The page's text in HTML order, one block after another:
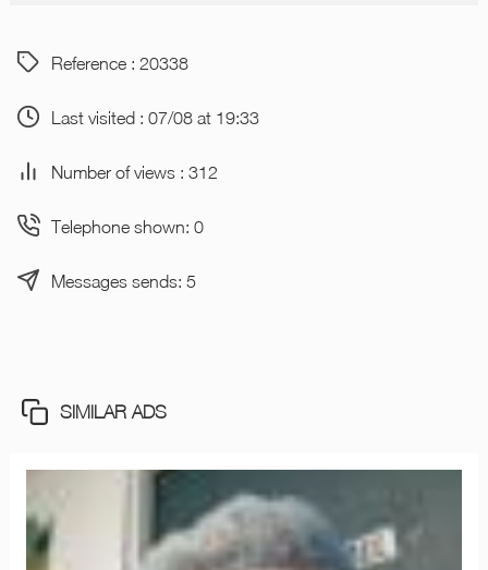
Reference : 20338
Last visited : 07/08 at 19:33
Number of views : 312
Telephone shown: 0
Messages sends: 5
SIMILAR ADS